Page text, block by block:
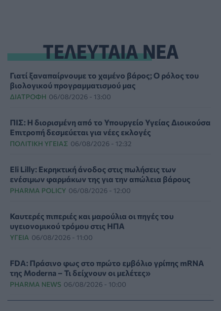
ΤΕΛΕΥΤΑΙΑ ΝΕΑ
Γιατί ξαναπαίρνουμε το χαμένο βάρος; Ο ρόλος του
βιολογικού προγραμματισμού μας
ΔΙΑΤΡΟΦΉ 06/08/2026 - 13:00
ΠΙΣ: Η διορισμένη από το Υπουργείο Υγείας Διοικούσα
Επιτροπή δεσμεύεται για νέες εκλογές
ΠΟΛΙΤΙΚΉ ΥΓΕΊΑΣ 06/08/2026 - 12:32
Eli Lilly: Εκρηκτική άνοδος στις πωλήσεις των
ενέσιμων φαρμάκων της για την απώλεια βάρους
PHARMA POLICY 06/08/2026 - 12:00
Καυτερές πιπεριές και μαρούλια οι πηγές του
υγειονομικού τρόμου στις ΗΠΑ
ΥΓΕΊΑ 06/08/2026 - 11:00
FDA: Πράσινο φως στο πρώτο εμβόλιο γρίπης mRNA
της Moderna – Τι δείχνουν οι μελέτες»
PHARMA NEWS 06/08/2026 - 10:00